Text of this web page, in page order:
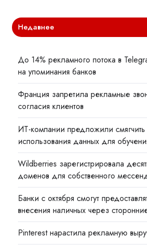
Недавнее
До 14% рекламного потока в
на упоминания банков
Франция запретила рекламные
согласия клиентов
ИТ-компании предложили смягчить
использования данных для
Wildberries зарегистрировала
доменов для собственного
Банки с октября смогут
внесения наличных через
Pinterest нарастила рекламную